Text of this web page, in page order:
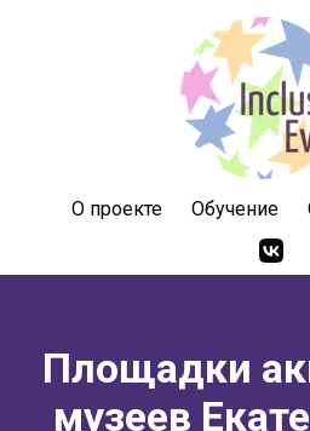
О проекте Обучение
Площадки
музеев